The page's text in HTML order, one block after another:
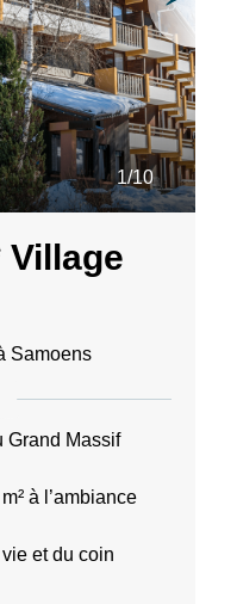
1/10
Village
Samoens
Grand Massif
à l’ambiance
et du coin